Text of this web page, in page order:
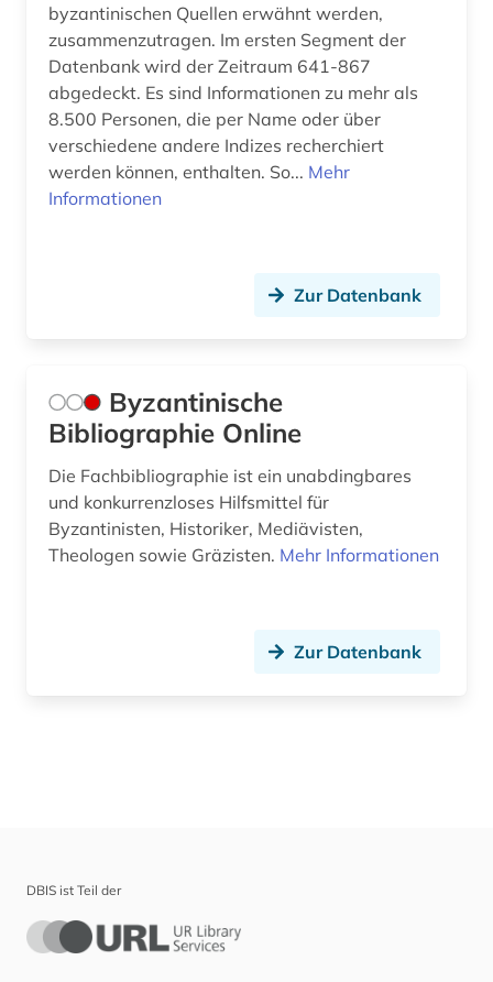
byzantinischen Quellen erwähnt werden,
zusammenzutragen. Im ersten Segment der
Datenbank wird der Zeitraum 641-867
abgedeckt. Es sind Informationen zu mehr als
8.500 Personen, die per Name oder über
verschiedene andere Indizes recherchiert
werden können, enthalten. So... Mehr
Informationen
Zur Datenbank
Byzantinische
Bibliographie Online
Die Fachbibliographie ist ein unabdingbares
und konkurrenzloses Hilfsmittel für
Byzantinisten, Historiker, Mediävisten,
Theologen sowie Gräzisten. Mehr Informationen
Zur Datenbank
DBIS ist Teil der